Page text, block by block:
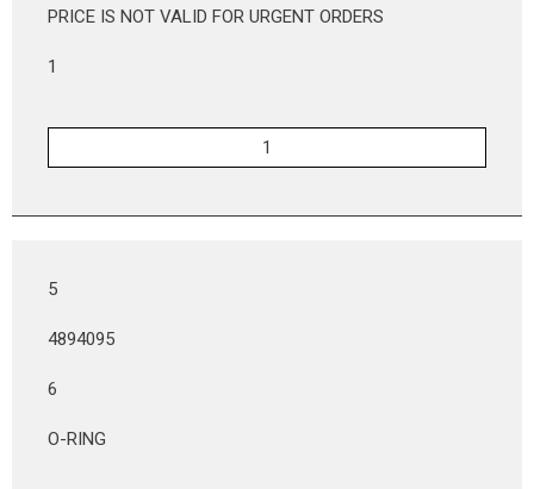
PRICE IS NOT VALID FOR URGENT ORDERS
1
5
4894095
6
O-RING